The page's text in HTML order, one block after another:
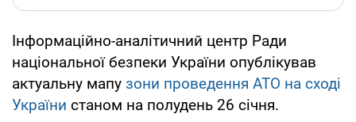
Інформаційно-аналітичний центр Ради
національної безпеки України опублікував
актуальну мапу зони проведення АТО на сході
України станом на полудень 26 січня.